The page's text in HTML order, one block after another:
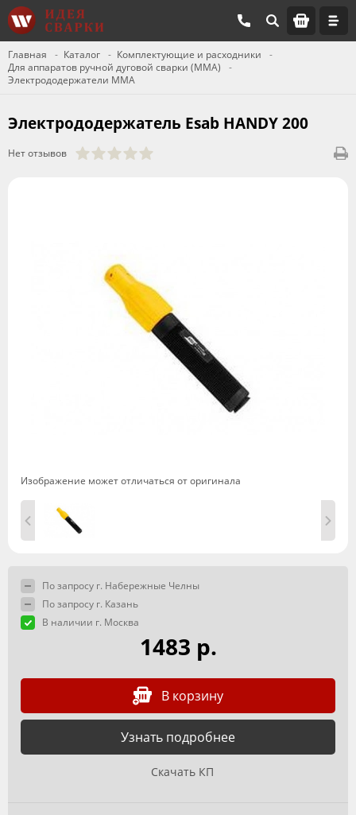
Главная Каталог
Комплектующие и расходники
Для аппаратов ручной дуговой сварки (ММА)
Электрододержатели MMA
Электрододержатель Esab HANDY 200
Нет отзывов
Изображение может отличаться от оригинала
По запросу г. Набережные Челны
По запросу г. Казань
В наличии г. Москва
1483 р.
В корзину
Узнать подробнее
Скачать КП